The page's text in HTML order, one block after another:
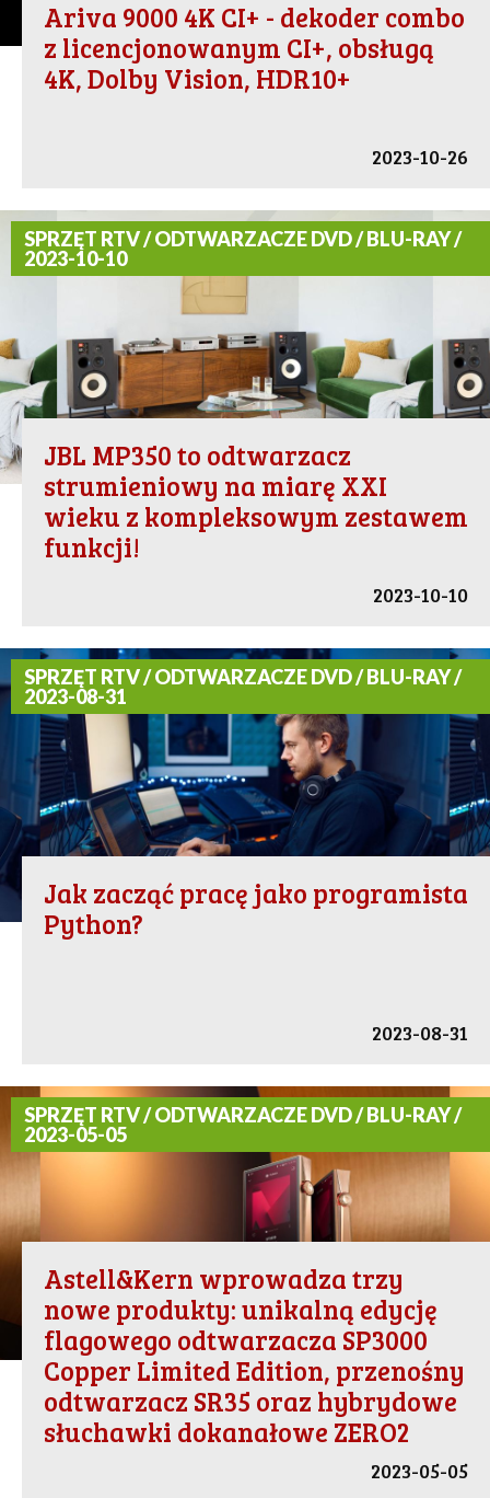
Ariva 9000 4K CI+ - dekoder combo
z licencjonowanym CI+, obsługą
4K, Dolby Vision, HDR10+
2023-10-26
SPRZĘT RTV / ODTWARZACZE DVD / BLU-RAY /
2023-10-10
JBL MP350 to odtwarzacz
strumieniowy na miarę XXI
wieku z kompleksowym zestawem
funkcji!
2023-10-10
SPRZĘT RTV / ODTWARZACZE DVD / BLU-RAY /
2023-08-31
Jak zacząć pracę jako programista
Python?
2023-08-31
SPRZĘT RTV / ODTWARZACZE DVD / BLU-RAY /
2023-05-05
Astell&Kern wprowadza trzy
nowe produkty: unikalną edycję
flagowego odtwarzacza SP3000
Copper Limited Edition, przenośny
odtwarzacz SR35 oraz hybrydowe
słuchawki dokanałowe ZERO2
2023-05-05